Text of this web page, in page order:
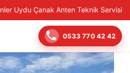
Uydu Çanak Anten Teknik Servisi
0533 770 42 42